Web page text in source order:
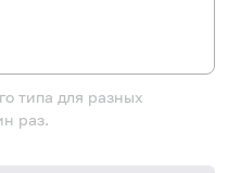
типа для разных
раз.